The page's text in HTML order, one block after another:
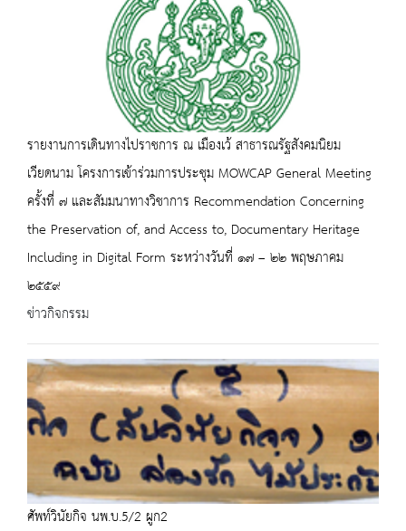
รายงานการเดินทางไปราชการ ณ เมืองเว้ สาธารณรัฐสังคมนิยม
เวียดนาม โครงการเข้าร่วมการประชุม MOWCAP General Meeting
ครั้งที่ ๗ และสัมมนาทางวิชาการ Recommendation Concerning
the Preservation of, and Access to, Documentary Heritage
Including in Digital Form ระหว่างวันที่ ๑๗ – ๒๒ พฤษภาคม
๒๕๕๙
ข่าวกิจกรรม
ศัพท์วินัยกิจ นพ.บ.5/2 ผูก2